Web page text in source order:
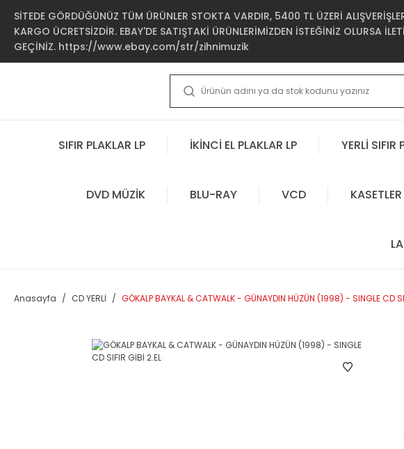
SİTEDE GÖRDÜĞÜNÜZ TÜM ÜRÜNLER STOKTA VARDIR, 5400 TL ÜZERİ
KARGO ÜCRETSİZDİR. EBAY'DE SATIŞTAKİ ÜRÜNLERİMİZDEN İSTEĞİNİZ OLURSA
GEÇİNİZ. https://www.ebay.com/str/zihnimuzik
SIFIR PLAKLAR LP İKİNCİ EL PLAKLAR LP YERLİ SIFIR
DVD MÜZİK BLU-RAY VCD KASETLER
Anasayfa CD YERLİ GÖKALP BAYKAL & CATWALK - GÜNAYDIN HÜZÜN (1998) - SINGLE CD